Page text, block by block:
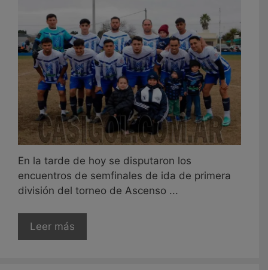
En la tarde de hoy se disputaron los
encuentros de semfinales de ida de primera
división del torneo de Ascenso ...
Leer más